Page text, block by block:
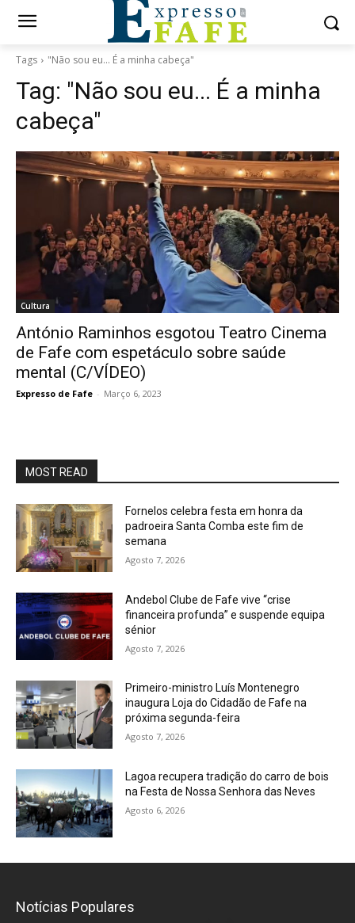
Tags "Não sou eu... É a minha cabeça"
Tag: "Não sou eu... É a minha
cabeça"
Cultura
António Raminhos esgotou Teatro Cinema
de Fafe com espetáculo sobre saúde
mental (C/VÍDEO)
Expresso de Fafe - Março 6, 2023
MOST READ
Fornelos celebra festa em honra da
padroeira Santa Comba este fim de
semana
Agosto 7, 2026
Andebol Clube de Fafe vive “crise
financeira profunda” e suspende equipa
sénior
Agosto 7, 2026
Primeiro-ministro Luís Montenegro
inaugura Loja do Cidadão de Fafe na
próxima segunda-feira
Agosto 7, 2026
Lagoa recupera tradição do carro de bois
na Festa de Nossa Senhora das Neves
Agosto 6, 2026
Notícias Populares